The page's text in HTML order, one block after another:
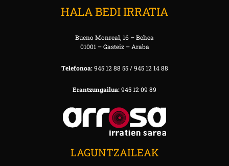
HALA BEDI IRRATIA
Bueno Monreal, 16 – Behea
01001 – Gasteiz – Araba
Telefonoa:945 12 88 55 / 945 12 14 88
Erantzungailua:945 12 09 89
LAGUNTZAILEAK